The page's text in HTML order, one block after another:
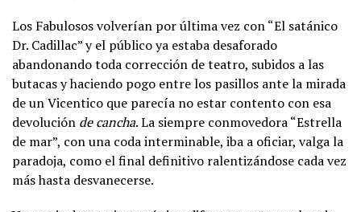
Los Fabulosos volverían por última vez con “El satánico
Dr. Cadillac” y el público ya estaba desaforado
abandonando toda corrección de teatro, subidos a las
butacas y haciendo pogo entre los pasillos ante la mirada
de un Vicentico que parecía no estar contento con esa
devolución de cancha. La siempre conmovedora “Estrella
de mar”, con una coda interminable, iba a oficiar, valga la
paradoja, como el final definitivo ralentizándose cada vez
más hasta desvanecerse.